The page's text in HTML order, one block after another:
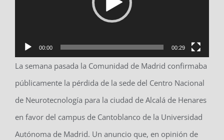
00:00 00:29
La semana pasada la Comunidad de Madrid confirmaba
públicamente la pérdida de la sede del Centro Nacional
de Neurotecnología para la ciudad de Alcalá de Henares
en favor del campus de Cantoblanco de la Universidad
Autónoma de Madrid. Un anuncio que, en opinión de